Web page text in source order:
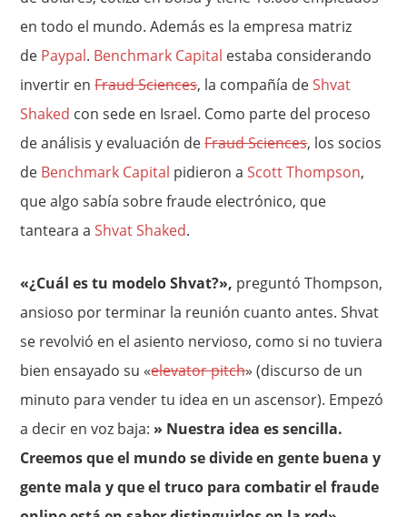
en todo el mundo. Además es la empresa matriz
de Paypal. Benchmark Capital estaba considerando
invertir enFraud Sciences, la compañía deShvat
Shaked con sede en Israel. Como parte del proceso
de análisis y evaluación deFraud Sciences, los socios
de Benchmark Capital pidieron aScott Thompson,
que algo sabía sobre fraude electrónico, que
tanteara aShvat Shaked.
«¿Cuál es tu modelo Shvat?», preguntó Thompson,
ansioso por terminar la reunión cuanto antes. Shvat
se revolvió en el asiento nervioso, como si no tuviera
bien ensayado su «elevator pitch» (discurso de un
minuto para vender tu idea en un ascensor). Empezó
a decir en voz baja: » Nuestra idea es sencilla.
Creemos que el mundo se divide en gente buena y
gente mala y que el truco para combatir el fraude